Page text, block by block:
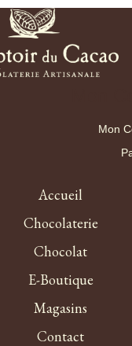
Mon
Accueil
Chocolaterie
Chocolat
E-Boutique
Magasins
Contact